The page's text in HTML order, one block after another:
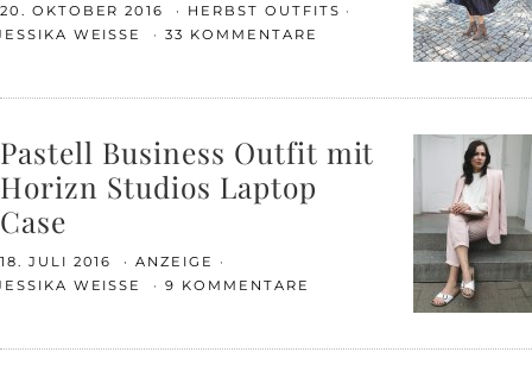
20. OKTOBER 2016
HERBST OUTFITS
WEISSE
33 KOMMENTARE
Pastell Business Outfit mit
Horizn Studios Laptop
Case
18. JULI 2016
ANZEIGE
WEISSE
9 KOMMENTARE